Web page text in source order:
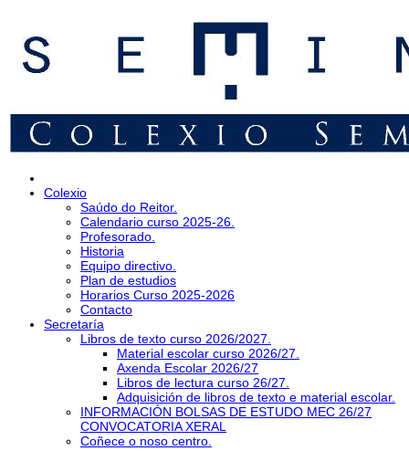
Colexio
Saúdo do Reitor.
Calendario curso 2025-26.
Profesorado.
Historia
Equipo directivo.
Plan de estudios
Horarios Curso 2025-2026
Contacto
Secretaría
Libros de texto curso 2026/2027.
Material escolar curso 2026/27.
Axenda Escolar 2026/27
Libros de lectura curso 26/27.
Adquisición de libros de texto e material escolar.
INFORMACIÓN BOLSAS DE ESTUDO MEC 26/27
CONVOCATORIA XERAL
Coñece o noso centro.